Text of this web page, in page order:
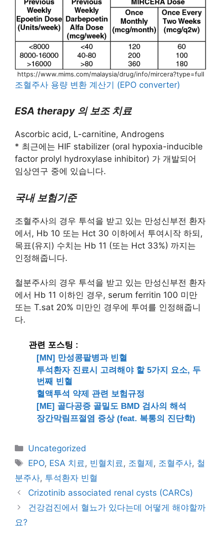
https://www.mims.com/malaysia/drug/info/mircera?type=full
조혈주사 용량 변환 계산기 (EPO converter)
ESA therapy 의 보조 치료
Ascorbic acid, L-carnitine, Androgens
* 최근에는 HIF stabilizer (oral hypoxia-inducible
factor prolyl hydroxylase inhibitor) 가 개발되어
임상연구 중에 있습니다.
국내 보험기준
조혈주사의 경우 투석을 받고 있는 만성신부전 환자
에서, Hb 10 또는 Hct 30 이하에서 투여시작 하되,
목표(유지) 수치는 Hb 11 (또는 Hct 33%) 까지는
인정해줍니다.
철분주사의 경우 투석을 받고 있는 만성신부전 환자
에서 Hb 11 이하인 경우, serum ferritin 100 미만
또는 T.sat 20% 미만인 경우에 투여를 인정해줍니
다.
관련 포스팅 :
[MN] 만성콩팥병과 빈혈
투석환자 진료시 고려해야 할 5가지 요소, 두
번째 빈혈
혈액투석 약제 관련 보험규정
[ME] 골다공증 골밀도 BMD 검사의 해석
장간막림프절염 증상 (feat. 복통의 진단학)
카
테
리
Uncategorized
태
그
EPO, ESA 치료 , 빈혈치료 , 조혈제 , 조혈주사, 철
분주사, 투석환자 빈혈
Crizotinib associated renal cysts (CARCs)
건강검진에서 혈뇨가 있다는데 어떻게 해야할까
요?